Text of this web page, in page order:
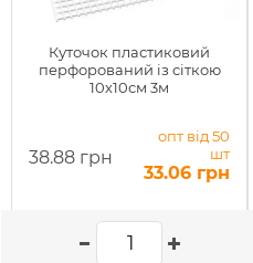
Куточок пластиковий
перфорований із сіткою
10х10см 3м
38.88 грн
опт від 50
шт
33.06 грн